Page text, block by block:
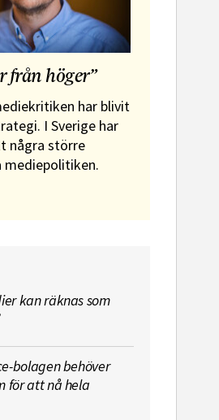
från höger”
har blivit
I Sverige har
några större
mediepolitiken.
kan räknas som
bolagen behöver
för att nå hela